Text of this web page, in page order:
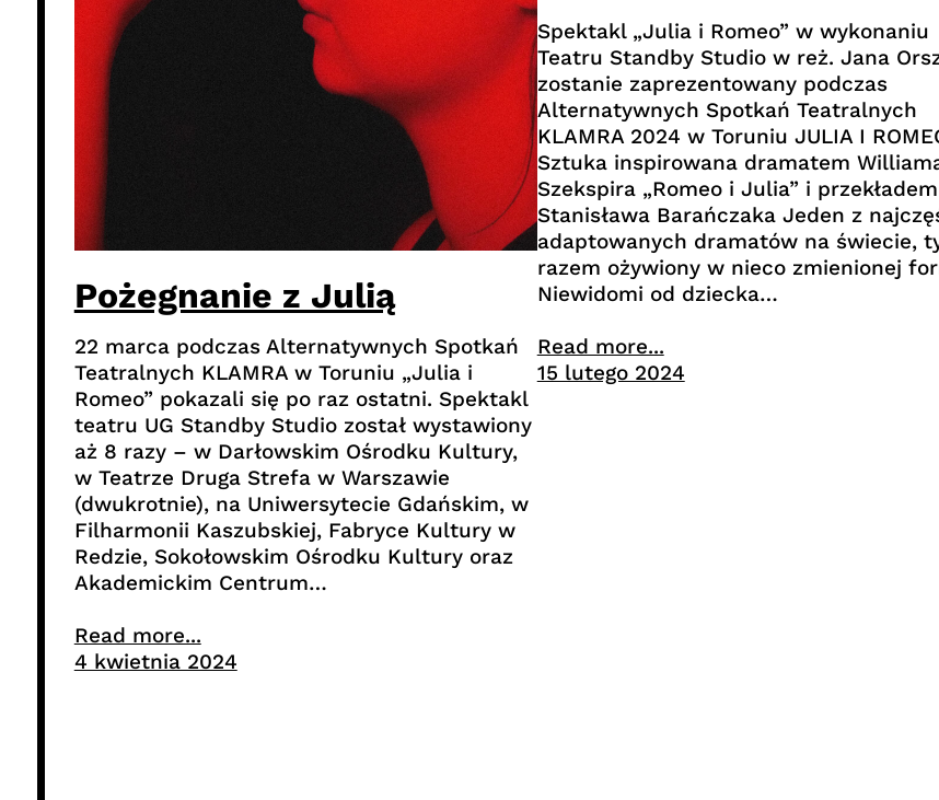
Pożegnanie z Julią
22 marca podczas Alternatywnych Spotkań
Teatralnych KLAMRA w Toruniu „Julia i
Romeo” pokazali się po raz ostatni. Spektakl
teatru UG Standby Studio został wystawiony
aż 8 razy – w Darłowskim Ośrodku Kultury,
w Teatrze Druga Strefa w Warszawie
(dwukrotnie), na Uniwersytecie Gdańskim, w
Filharmonii Kaszubskiej, Fabryce Kultury w
Redzie, Sokołowskim Ośrodku Kultury oraz
Akademickim Centrum…
Read more...
4 kwietnia 2024
Spektakl „Julia i Romeo” w wykonaniu
Teatru Standby Studio w reż. Jana
zostanie zaprezentowany podczas
Alternatywnych Spotkań Teatralnych
KLAMRA 2024 w Toruniu JULIA I
Sztuka inspirowana dramatem
Szekspira „Romeo i Julia” i przekładem
Stanisława Barańczaka Jeden z
adaptowanych dramatów na świecie,
razem ożywiony w nieco zmienionej
Niewidomi od dziecka…
Read more...
15 lutego 2024